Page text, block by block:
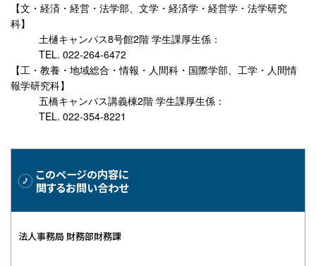
文・経済・経営・法学部、文学・経済学・経営学・法学研究
科
土樋キャンパス8号館2階 学生課厚生係：
TEL. 022-264-6472
工・教養・地域総合・情報・人間科・国際学部、工学・人間情
報学研究科
五橋キャンパス講義棟2階 学生課厚生係：
TEL. 022-354-8221
このページの内容に
関するお問い合わせ
法人事務局 財務部財務課